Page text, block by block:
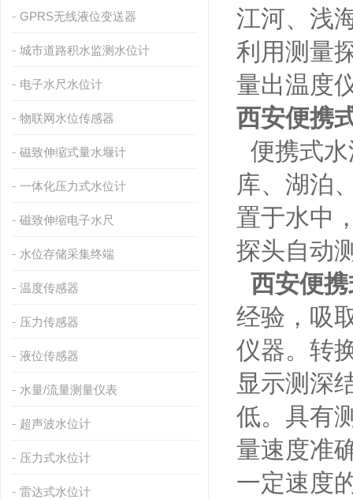
GPRS无线液位变送器
城市道路积水监测水位计
电子水尺水位计
物联网水位传感器
磁致伸缩式量水堰计
一体化压力式水位计
磁致伸缩电子水尺
水位存储采集终端
温度传感器
压力传感器
液位传感器
水量/流量测量仪表
超声波水位计
压力式水位计
雷达式水位计
江河、浅
利用测量
量出温度
西安便携
便携式
库、湖泊
置于水中
探头自动
西安便
经验，吸
仪器。转
显示测深
低。具有
量速度准
一定速度